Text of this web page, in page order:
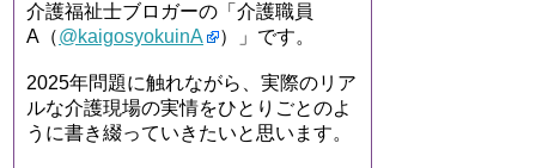
介護福祉士ブロガーの「介護職員
A（@kaigosyokuinA ）」です。
2025年問題に触れながら、実際のリア
ルな介護現場の実情をひとりごとのよ
うに書き綴っていきたいと思います。